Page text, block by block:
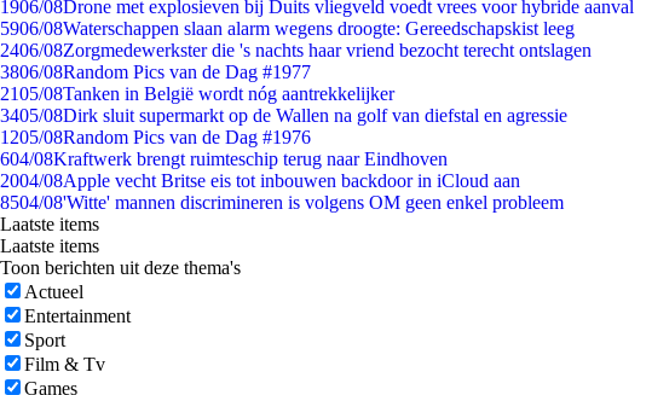
1906/08Drone met explosieven bij Duits vliegveld voedt vrees voor hybride aanval
5906/08Waterschappen slaan alarm wegens droogte: Gereedschapskist leeg
2406/08Zorgmedewerkster die 's nachts haar vriend bezocht terecht ontslagen
3806/08Random Pics van de Dag #1977
2105/08Tanken in België wordt nóg aantrekkelijker
3405/08Dirk sluit supermarkt op de Wallen na golf van diefstal en agressie
1205/08Random Pics van de Dag #1976
604/08Kraftwerk brengt ruimteschip terug naar Eindhoven
2004/08Apple vecht Britse eis tot inbouwen backdoor in iCloud aan
8504/08'Witte' mannen discrimineren is volgens OM geen enkel probleem
Laatste items
Laatste items
Toon berichten uit deze thema's
Actueel
Entertainment
Sport
Film & Tv
Games